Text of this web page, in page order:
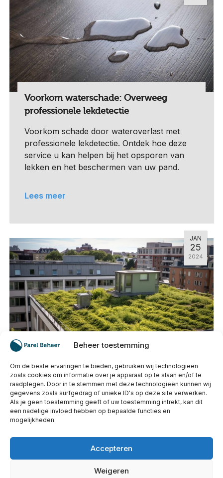
Beheer toestemming
Om de beste ervaringen te bieden, gebruiken wij technologieën
zoals cookies om informatie over je apparaat op te slaan en/of te
raadplegen. Door in te stemmen met deze technologieën kunnen wij
gegevens zoals surfgedrag of unieke ID's op deze site verwerken.
Als je geen toestemming geeft of uw toestemming intrekt, kan dit
een nadelige invloed hebben op bepaalde functies en
mogelijkheden.
Accepteren
Weigeren
Voorkom waterschade: Overweeg
professionele lekdetectie
Voorkom schade door wateroverlast met
professionele lekdetectie. Ontdek hoe deze
service u kan helpen bij het opsporen van
lekken en het beschermen van uw pand.
Lees meer
JAN
25
2024
Energiekosten besparen en
verduurzamen? Leg een groen dak aan!
Ontdek de voordelen van groene daken voor
zowel warmte- als koude-isolatie. Leer over
de kosten, duurzaamheid en
subsidiemogelijkheden.